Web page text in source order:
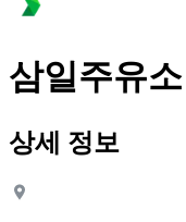
삼일주유소
상세 정보